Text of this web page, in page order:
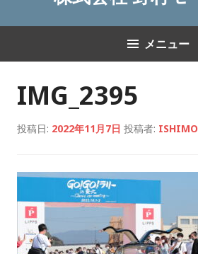
メニュー
IMG_2395
投稿日: 2022年11月7日 投稿者: